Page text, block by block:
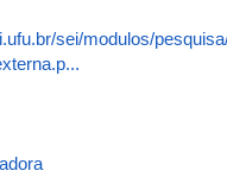
sei/modulos/